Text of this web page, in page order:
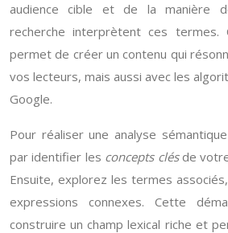
audience cible et de la manière
recherche interprètent ces termes.
permet de créer un contenu qui
vos lecteurs, mais aussi avec les
Google.
Pour réaliser une analyse
par identifier les concepts clés de
Ensuite, explorez les termes
expressions connexes. Cette
construire un champ lexical riche et